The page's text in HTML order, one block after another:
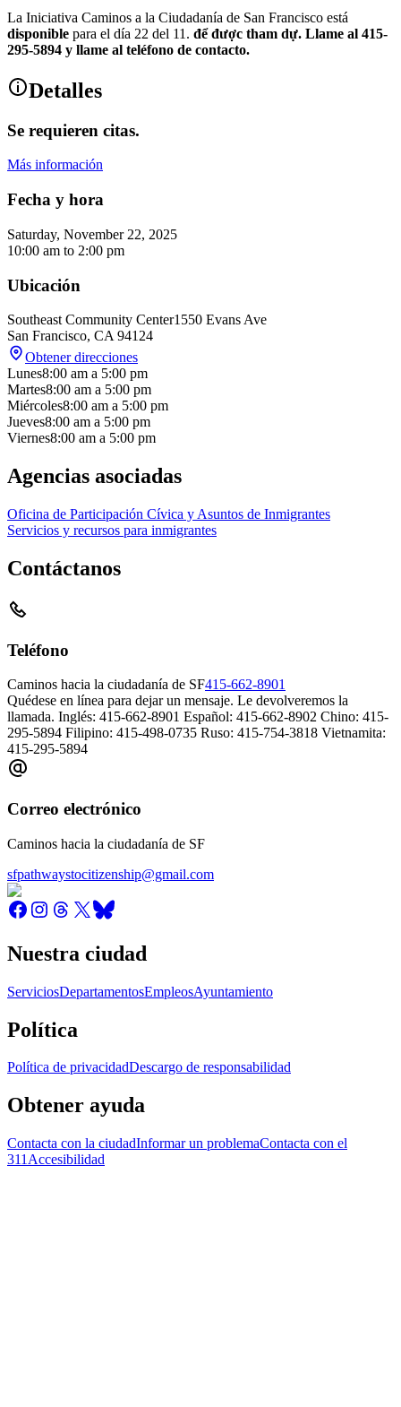
La Iniciativa Caminos a la Ciudadanía de San Francisco está
disponible para el día 22 del 11. để được tham dự. Llame al 415-
295-5894 y llame al teléfono de contacto.
Detalles
Se requieren citas.
Más información
Fecha y hora
Saturday, November 22, 2025
10:00 am to 2:00 pm
Ubicación
Southeast Community Center1550 Evans Ave
San Francisco, CA 94124
Obtener direcciones
Lunes8:00 am a 5:00 pm
Martes8:00 am a 5:00 pm
Miércoles8:00 am a 5:00 pm
Jueves8:00 am a 5:00 pm
Viernes8:00 am a 5:00 pm
Agencias asociadas
Oficina de Participación Cívica y Asuntos de Inmigrantes
Servicios y recursos para inmigrantes
Contáctanos
Teléfono
Caminos hacia la ciudadanía de SF415-662-8901
Quédese en línea para dejar un mensaje. Le devolveremos la
llamada. Inglés: 415-662-8901 Español: 415-662-8902 Chino: 415-
295-5894 Filipino: 415-498-0735 Ruso: 415-754-3818 Vietnamita:
415-295-5894
Correo electrónico
Caminos hacia la ciudadanía de SF
sfpathwaystocitizenship@gmail.com
Nuestra ciudad
ServiciosDepartamentosEmpleosAyuntamiento
Política
Política de privacidadDescargo de responsabilidad
Obtener ayuda
Contacta con la ciudadInformar un problemaContacta con el
311 Accesibilidad